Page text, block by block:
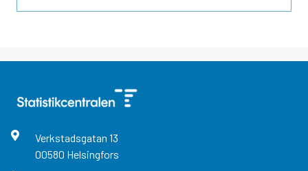
Verkstadsgatan 13
00580 Helsingfors